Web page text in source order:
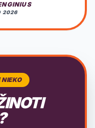
2026